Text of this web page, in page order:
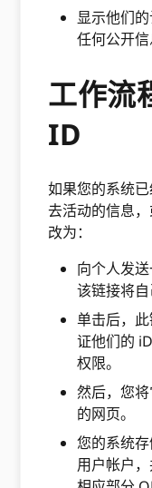
显示他们
任何公开信
工作流
ID
如果您的系统
去活动的信息
改为：
向个人发
该链接将
单击后，
证他们的
权限。
然后，您
的网页。
您的系统
用户帐户